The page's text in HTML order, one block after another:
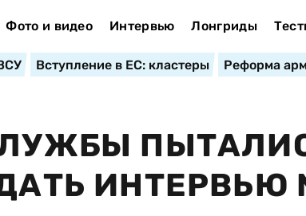
Фото и видео Интервью Лонгриды
Вступление в ЕС: кластеры Реформа
ИНТЕРВЬЮ